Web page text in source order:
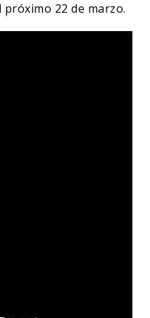
próximo 22 de marzo.